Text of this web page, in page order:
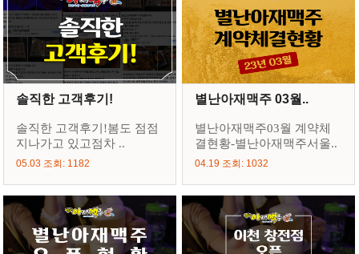
솔직한 고객후기!
솔직한 고객후기!봄도 점점
지나가고 있고점차 ..
05.03 조회: 1182
별난아재맥주 03월..
별난아재맥주03월 계약체
결현황-별난아재맥주서울..
04.19 조회: 1032